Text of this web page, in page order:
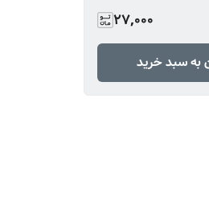
27,000
به سبد خرید